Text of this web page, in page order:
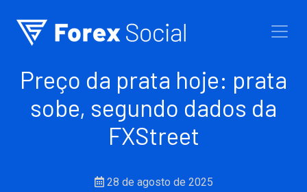
Preço da prata hoje: prata
sobe, segundo dados da
FXStreet
28 de agosto de 2025